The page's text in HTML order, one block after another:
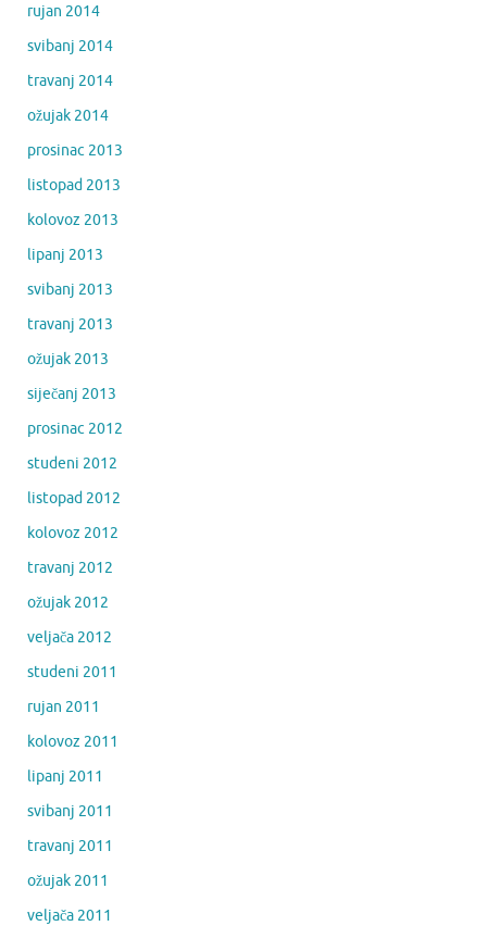
rujan 2014
svibanj 2014
travanj 2014
ožujak 2014
prosinac 2013
listopad 2013
kolovoz 2013
lipanj 2013
svibanj 2013
travanj 2013
ožujak 2013
siječanj 2013
prosinac 2012
studeni 2012
listopad 2012
kolovoz 2012
travanj 2012
ožujak 2012
veljača 2012
studeni 2011
rujan 2011
kolovoz 2011
lipanj 2011
svibanj 2011
travanj 2011
ožujak 2011
veljača 2011